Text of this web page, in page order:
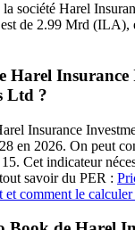
société Harel
de 2.99 Mrd (ILA),
Harel
Ltd ?
Insurance
en 2026. On peut
Cet indicateur
savoir du PER :
et comment le calculer